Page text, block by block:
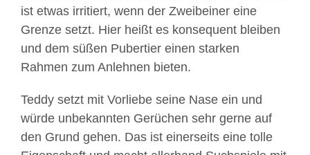
ist etwas irritiert, wenn der Zweibeiner eine
Grenze setzt. Hier heißt es konsequent bleiben
und dem süßen Pubertier einen starken
Rahmen zum Anlehnen bieten.
Teddy setzt mit Vorliebe seine Nase ein und
würde unbekannten Gerüchen sehr gerne auf
den Grund gehen. Das ist einerseits eine tolle